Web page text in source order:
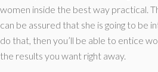
women inside the best way practical.
can be assured that she is going to be
do that, then you’ll be able to entice
the results you want right away.